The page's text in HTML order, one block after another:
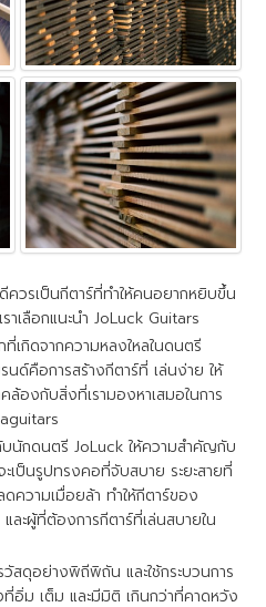
ควรเป็นกีตาร์ที่ทำให้คนอยากหยิบขึ้น
าเลือกแนะนำ JoLuck Guitars
เกิดจากความหลงใหลในดนตรี
ด์คือการสร้างกีตาร์ที่ เล่นง่าย ให้
ล้องกับสิ่งที่เรามองหาเสมอในการ
นักดนตรี JoLuck ให้ความสำคัญกับ
เป็นรูปทรงคอที่จับสบาย ระยะสายที่
ความเมื่อยล้า ทำให้กีตาร์ของ
ละผู้ที่ต้องการกีตาร์ที่เล่นสบายใน
สดุอย่างพิถีพิถัน และใช้กระบวนการ
อิ่ม เต็ม และมีมิติ เกินกว่าที่คาดหวัง